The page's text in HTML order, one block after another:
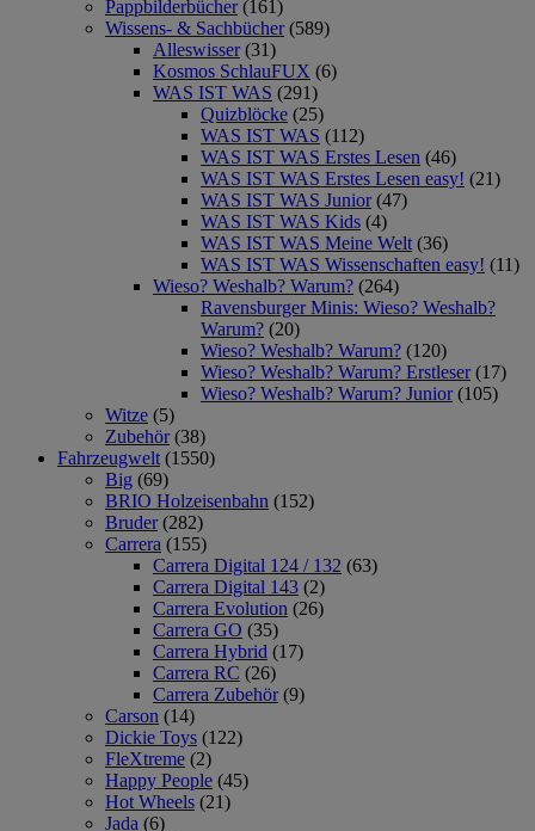
Pappbilderbücher (161)
Wissens- & Sachbücher (589)
Alleswisser (31)
Kosmos SchlauFUX (6)
WAS IST WAS (291)
Quizblöcke (25)
WAS IST WAS (112)
WAS IST WAS Erstes Lesen (46)
WAS IST WAS Erstes Lesen easy! (21)
WAS IST WAS Junior (47)
WAS IST WAS Kids (4)
WAS IST WAS Meine Welt (36)
WAS IST WAS Wissenschaften easy! (11)
Wieso? Weshalb? Warum? (264)
Ravensburger Minis: Wieso? Weshalb?
Warum? (20)
Wieso? Weshalb? Warum? (120)
Wieso? Weshalb? Warum? Erstleser (17)
Wieso? Weshalb? Warum? Junior (105)
Witze (5)
Zubehör (38)
Fahrzeugwelt (1550)
Big (69)
BRIO Holzeisenbahn (152)
Bruder (282)
Carrera (155)
Carrera Digital 124 / 132 (63)
Carrera Digital 143 (2)
Carrera Evolution (26)
Carrera GO (35)
Carrera Hybrid (17)
Carrera RC (26)
Carrera Zubehör (9)
Carson (14)
Dickie Toys (122)
FleXtreme (2)
Happy People (45)
Hot Wheels (21)
Jada (6)